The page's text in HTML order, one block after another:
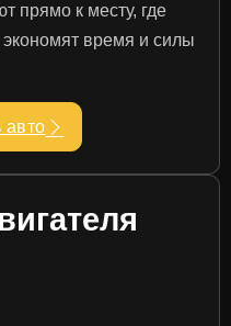
прямо к месту, где
время и силы
авто